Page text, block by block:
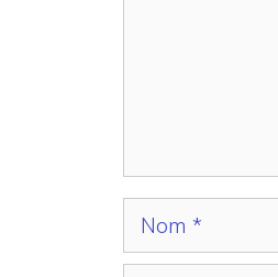
Nom